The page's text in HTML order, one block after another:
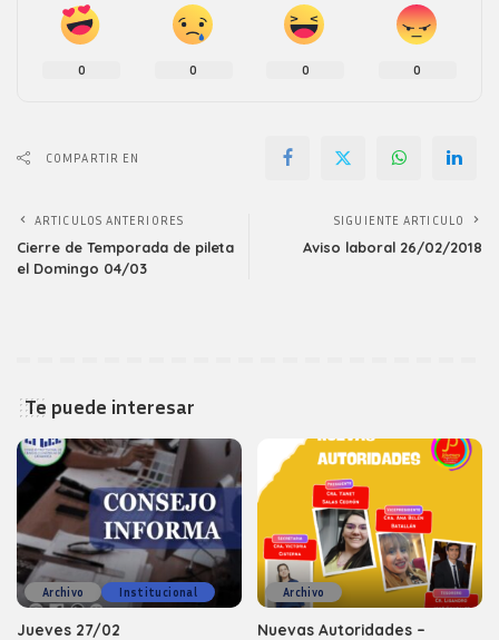
0 0 0 0
COMPARTIR EN
ARTICULOS ANTERIORES
Cierre de Temporada de pileta
el Domingo 04/03
SIGUIENTE ARTICULO
Aviso laboral 26/02/2018
Te puede interesar
Archivo Institucional
Jueves 27/02
Archivo
Nuevas Autoridades –